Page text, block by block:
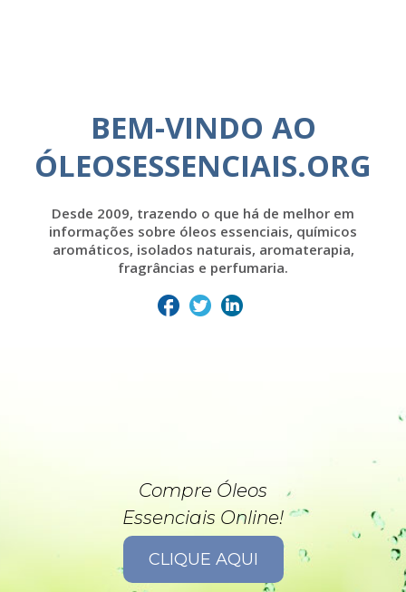
BEM-VINDO AO
ÓLEOSESSENCIAIS.ORG
Desde 2009, trazendo o que há de melhor em
informações sobre óleos essenciais, químicos
aromáticos, isolados naturais, aromaterapia,
fragrâncias e perfumaria.
Compre Óleos
Essenciais Online!
CLIQUE AQUI